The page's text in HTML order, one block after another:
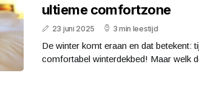
ultieme comfortzone
23 juni 2025 3 min leestijd
De winter komt eraan en dat betekent:
comfortabel winterdekbed! Maar welk